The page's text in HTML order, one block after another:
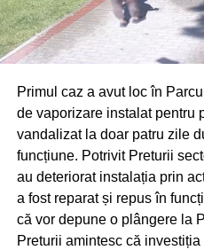
care s-a produs tragedia.
Primul caz a avut loc în
de vaporizare instalat pentru
vandalizat la doar patru zile
funcțiune. Potrivit Preturii
au deteriorat instalația prin
a fost reparat și repus în
că vor depune o plângere la
Preturii amintesc că